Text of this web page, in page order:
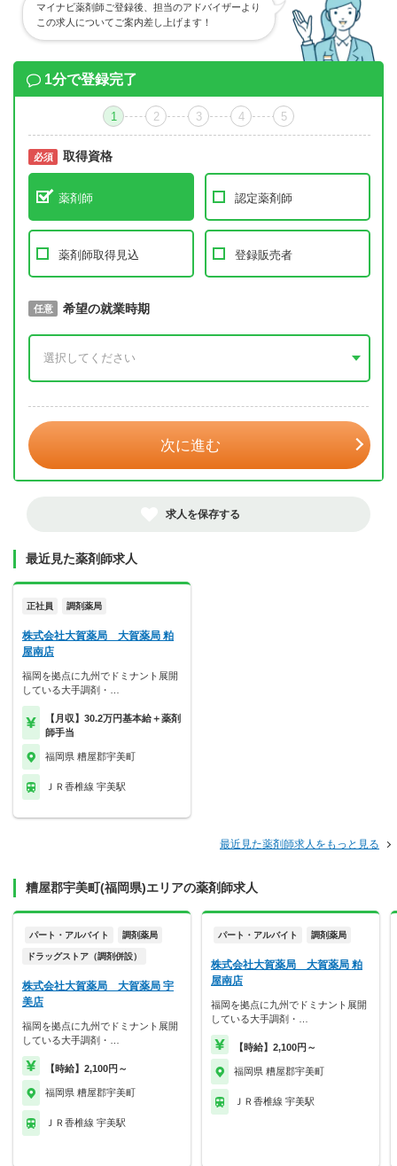
マイナビ薬剤師ご登録後、担当のアドバイザーより
この求人についてご案内差し上げます！
1分で登録完了
1 2 3 4 5
必須 取得資格
薬剤師 認定薬剤師
薬剤師取得見込 登録販売者
必須 取得予定年
任意 希望の就業時期
次に進む
求人を保存する
最近見た薬剤師求人
正社員 調剤薬局
株式会社大賀薬局 大賀薬局 粕
屋南店
福岡を拠点に九州でドミナント展開
している大手調剤・…
【月収】30.2万円基本給＋薬剤
師手当
福岡県 糟屋郡宇美町
ＪＲ香椎線 宇美駅
最近見た薬剤師求人をもっと見る
糟屋郡宇美町(福岡県)エリアの薬剤師求人
パート・アルバイト 調剤薬局
ドラッグストア（調剤併設）
株式会社大賀薬局 大賀薬局 宇
美店
福岡を拠点に九州でドミナント展開
している大手調剤・…
【時給】2,100円～
福岡県 糟屋郡宇美町
ＪＲ香椎線 宇美駅
パート・アルバイト 調剤薬局
株式会社大賀薬局 大賀薬局 粕
屋南店
福岡を拠点に九州でドミナント展開
している大手調剤・…
【時給】2,100円～
福岡県 糟屋郡宇美町
ＪＲ香椎線 宇美駅